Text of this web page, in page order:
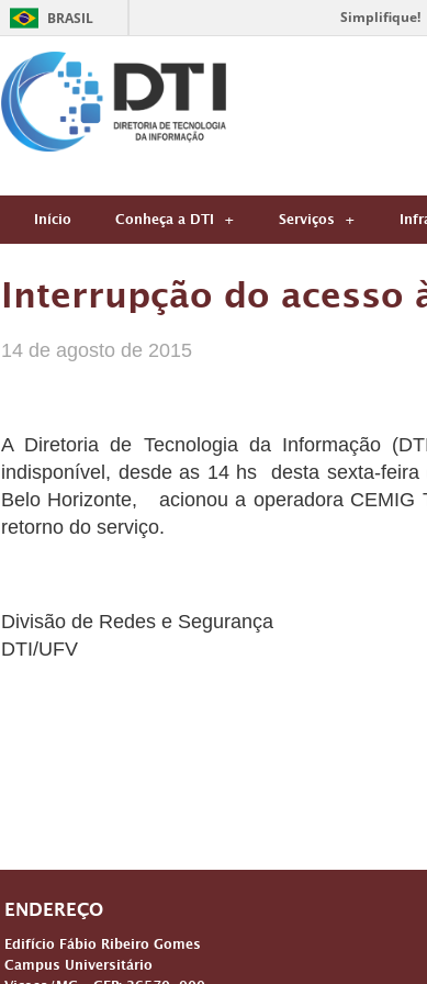
BRASIL Simplifique!
Início Conheça a DTI Serviços
Interrupção do acesso
14 de agosto de 2015
A Diretoria de Tecnologia da Informação
indisponível, desde as 14 hs desta sexta-
Belo Horizonte, acionou a operadora CEMIG
retorno do serviço.
Divisão de Redes e Segurança
DTI/UFV
ENDEREÇO
Edifício Fábio Ribeiro Gomes
Campus Universitário